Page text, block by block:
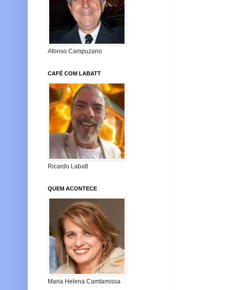
Afonso Campuzano
CAFÉ COM LABATT
Ricardo Labatt
QUEM ACONTECE
Maria Helena Camtamissa